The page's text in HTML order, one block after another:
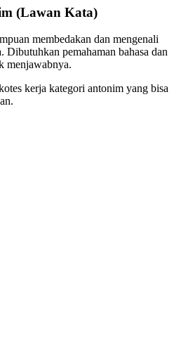
(Lawan Kata)
membedakan dan mengenali
Dibutuhkan pemahaman bahasa dan
menjawabnya.
kerja kategori antonim yang bisa